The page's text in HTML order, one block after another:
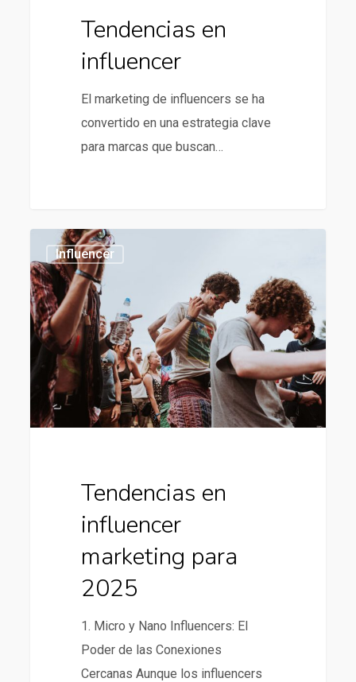
Tendencias en
influencer
El marketing de influencers se ha
convertido en una estrategia clave
para marcas que buscan…
Tendencias
en
influencer
marketing
para
2025
Influencer
Tendencias en
influencer
marketing para
2025
1. Micro y Nano Influencers: El
Poder de las Conexiones
Cercanas Aunque los influencers